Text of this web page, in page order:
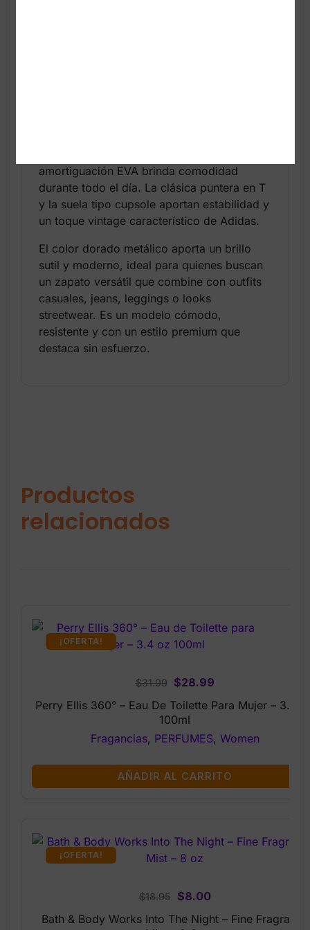
amortiguación EVA brinda comodidad
durante todo el día. La clásica puntera en T
y la suela tipo cupsole aportan estabilidad y
un toque vintage característico de Adidas.
El color dorado metálico aporta un brillo
sutil y moderno, ideal para quienes buscan
un zapato versátil que combine con outfits
casuales, jeans, leggings o looks
streetwear. Es un modelo cómodo,
resistente y con un estilo premium que
destaca sin esfuerzo.
Productos
relacionados
¡OFERTA!
$31.99
Original
price
was:
$31.99.
$28.99Current
price
$28.99.
Perry Ellis 360° – Eau De Toilette Para Mujer – 3.4
100ml
Fragancias, PERFUMES, Women
AÑADIR AL CARRITO
¡OFERTA!
$18.95
Original
price
$8.00Current
price
Bath & Body Works Into The Night – Fine Fragrance